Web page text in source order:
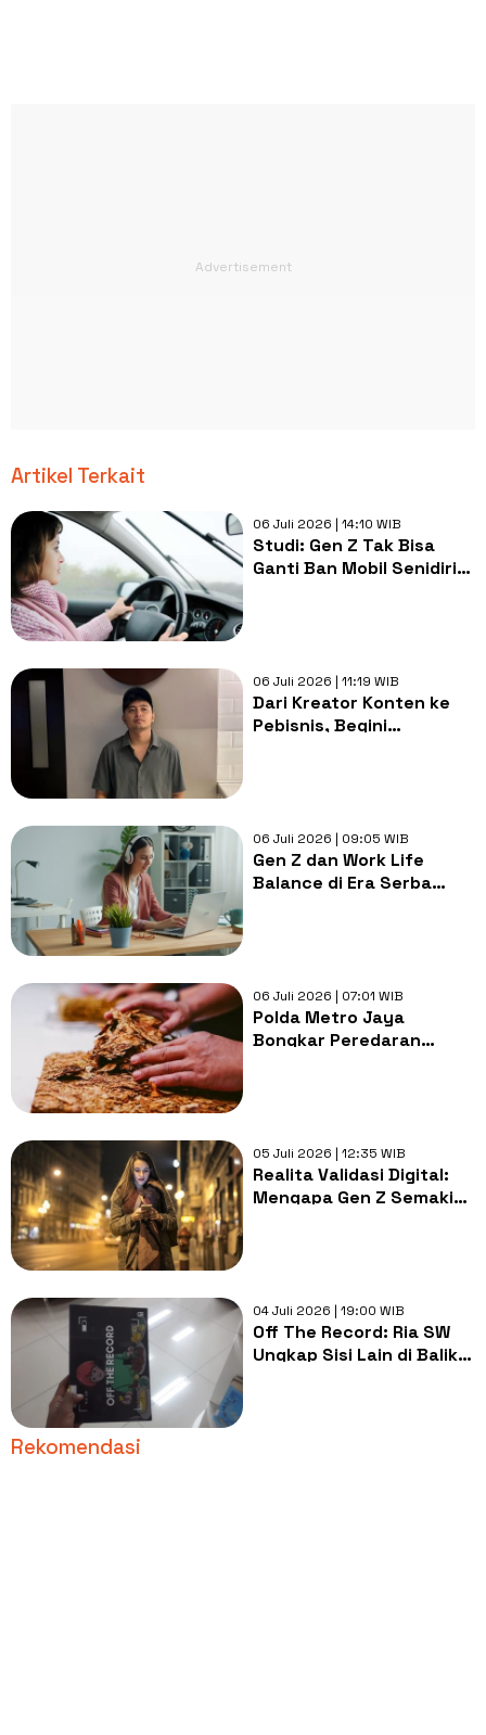
Artikel Terkait
06 Juli 2026 | 14:10 WIB
Studi: Gen Z Tak Bisa
Ganti Ban Mobil Senidiri
06 Juli 2026 | 11:19 WIB
Dari Kreator Konten ke
Pebisnis, Begini
06 Juli 2026 | 09:05 WIB
Gen Z dan Work Life
Balance di Era Serba
06 Juli 2026 | 07:01 WIB
Polda Metro Jaya
Bongkar Peredaran
05 Juli 2026 | 12:35 WIB
Realita Validasi Digital:
Mengapa Gen Z Semakin
04 Juli 2026 | 19:00 WIB
Off The Record: Ria SW
Ungkap Sisi Lain di Balik
Rekomendasi